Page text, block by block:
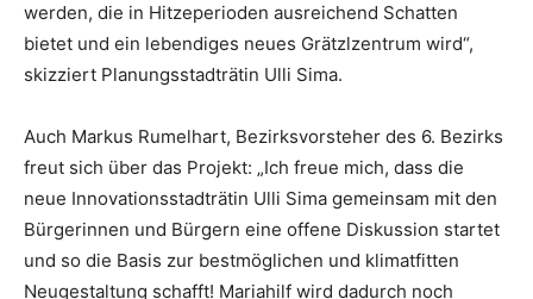
werden, die in Hitzeperioden ausreichend Schatten
bietet und ein lebendiges neues Grätzlzentrum wird“,
skizziert Planungsstadträtin Ulli Sima.
Auch Markus Rumelhart, Bezirksvorsteher des 6. Bezirks
freut sich über das Projekt: „Ich freue mich, dass die
neue Innovationsstadträtin Ulli Sima gemeinsam mit den
Bürgerinnen und Bürgern eine offene Diskussion startet
und so die Basis zur bestmöglichen und klimatfitten
Neugestaltung schafft! Mariahilf wird dadurch noch